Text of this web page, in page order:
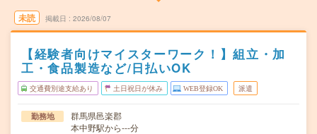
未読 掲載日 2026/08/07
【経験者向けマイスターワーク！】組立・加
工・食品製造など/日払いOK
交通費別途支給あり 土日祝日が休み WEB登録OK 派遣
勤務地
群馬県邑楽郡
本中野駅から---分